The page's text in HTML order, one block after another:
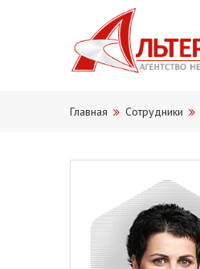
Главная Сотрудники